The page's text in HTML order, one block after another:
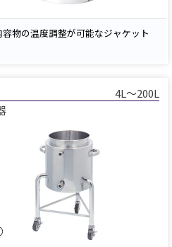
物の温度調整が可能なジャケット
からスムーズに排出できます。4L～200L